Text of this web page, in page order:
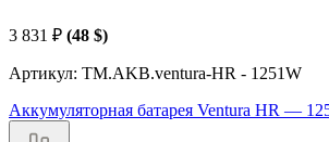
3 831 ₽ (48 $)
Артикул: TM.AKB.ventura-HR - 1251W
Аккумуляторная батарея Ventura HR —